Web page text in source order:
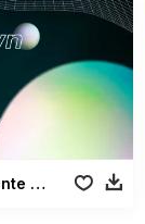
Contador Decrescente Vol 02